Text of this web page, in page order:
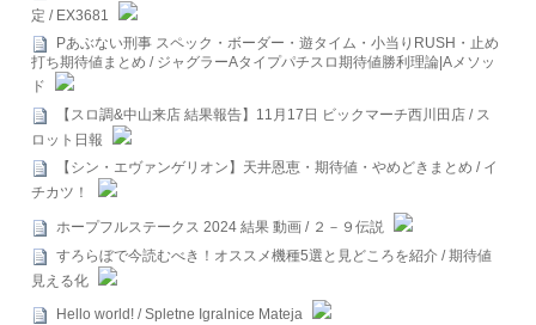
定 / EX3681
Pあぶない刑事 スペック・ボーダー・遊タイム・小当りRUSH・止め
打ち期待値まとめ / ジャグラーAタイプパチスロ期待値勝利理論|Aメソッ
ド
【スロ調&中山来店 結果報告】11月17日 ビックマーチ西川田店 / ス
ロット日報
【シン・エヴァンゲリオン】天井恩恵・期待値・やめどきまとめ / イ
チカツ！
ホープフルステークス 2024 結果 動画 / ２－９伝説
すろらぼで今読むべき！オススメ機種5選と見どころを紹介 / 期待値
見える化
Hello world! / Spletne Igralnice Mateja